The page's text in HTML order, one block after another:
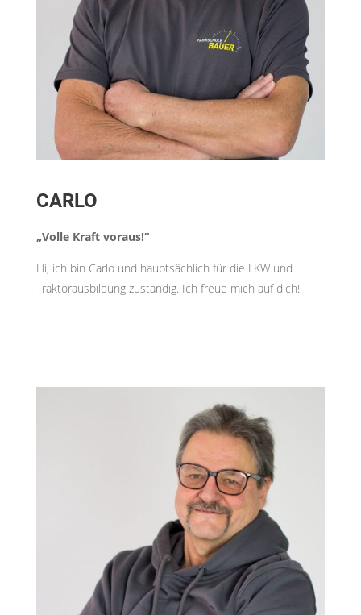
CARLO
„Volle Kraft voraus!“
Hi, ich bin Carlo und hauptsächlich für die LKW und
Traktorausbildung zuständig. Ich freue mich auf dich!